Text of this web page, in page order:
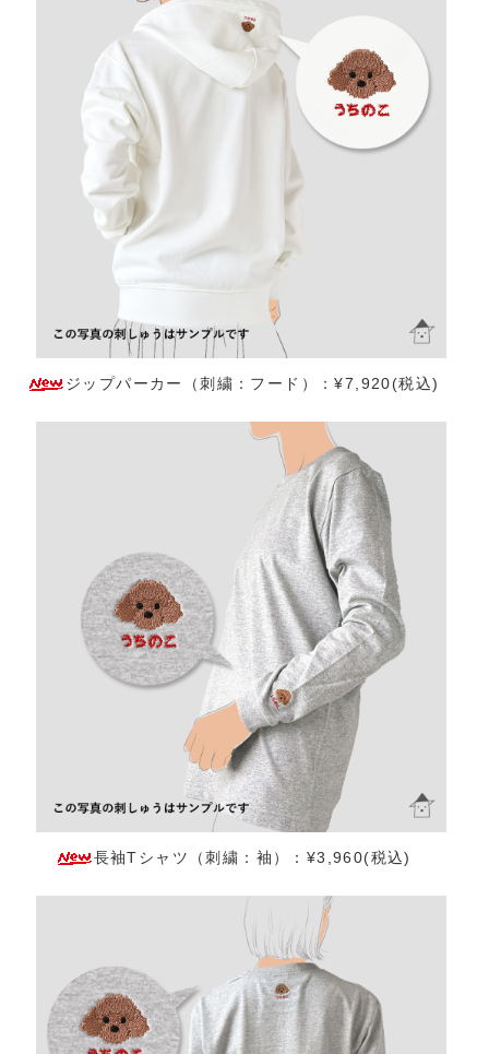
ジップパーカー（刺繍：フード）：¥7,920(税込)
長袖Tシャツ（刺繍：袖）：¥3,960(税込)